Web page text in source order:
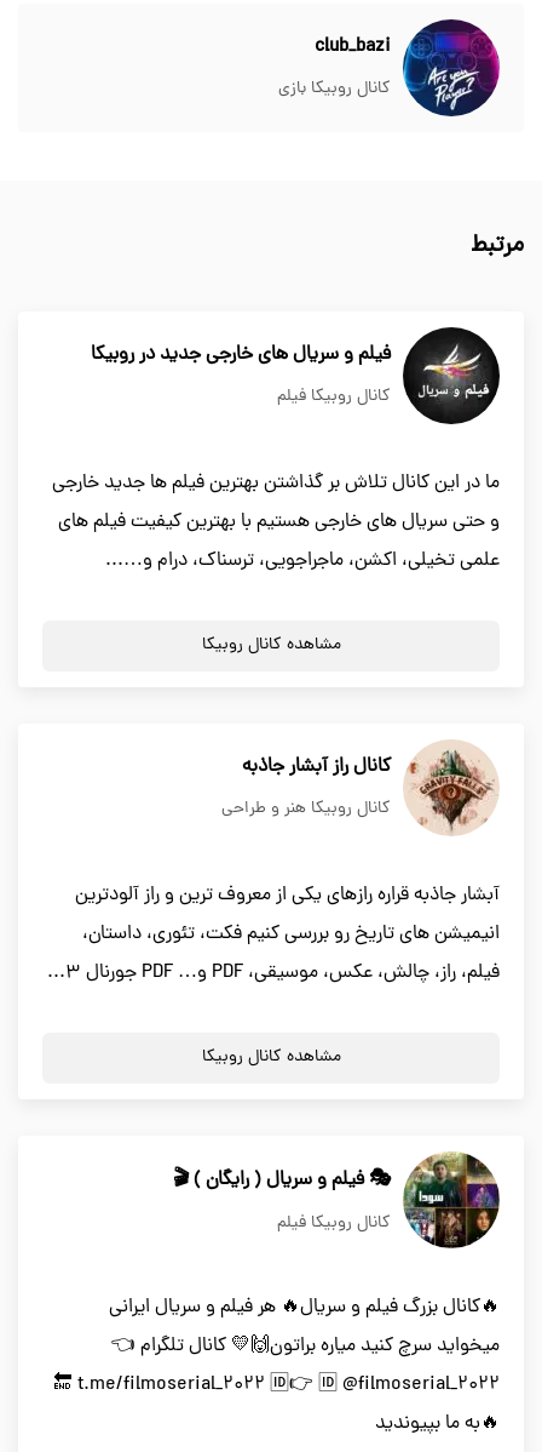
club_bazi
کانال روبیکا بازی
مرتبط
فیلم و سریال های خارجی جدید در روبیکا
کانال روبیکا فیلم
ما در این کانال تلاش بر گذاشتن بهترین فیلم ها جدید خارجی
و حتی سریال های خارجی هستیم با بهترین کیفیت فیلم های
علمی تخیلی، اکشن، ماجراجویی، ترسناک، درام و…...
مشاهده کانال روبیکا
کانال راز آبشار جاذبه
کانال روبیکا هنر و طراحی
آبشار جاذبه قراره رازهای یکی از معروف ترین و راز آلودترین
انیمیشن های تاریخ رو بررسی کنیم فکت، تئوری، داستان،
فیلم، راز، چالش، عکس، موسیقی، PDF و… PDF جورنال 3...
مشاهده کانال روبیکا
🎭 فیلم و سریال ( رایگان ) 🎬
کانال روبیکا فیلم
🔥کانال بزرگ فیلم و سریال🔥 هر فیلم و سریال ایرانی
میخواید سرچ کنید میاره براتون🙌💛 کانال تلگرام 👈
t.me/filmoserial_2022 🆔👉 🆔 @filmoserial_2022 🔚
🔥به ما بپیوندید